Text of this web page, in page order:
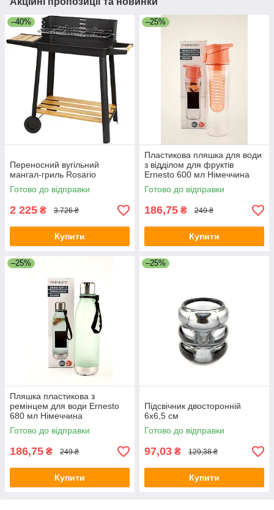
–40%
Переносний вугільний
мангал-гриль Rosario
Готово до відправки
2 225 ₴ 3 726 ₴
Купити
–25%
Пластикова пляшка для води
з відділом для фруктів
Ernesto 600 мл Німеччина
Готово до відправки
186,75 ₴ 249 ₴
Купити
–25%
Пляшка пластикова з
ремінцем для води Ernesto
680 мл Німеччина
Готово до відправки
186,75 ₴ 249 ₴
Купити
–25%
Підсвічник двосторонній
6х6,5 см
Готово до відправки
97,03 ₴ 129,38 ₴
Купити